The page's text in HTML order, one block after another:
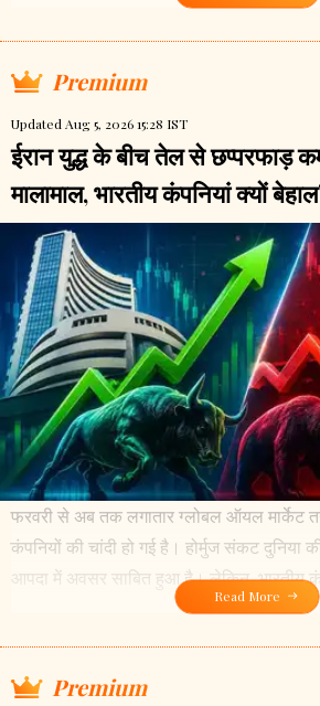
Premium
Updated Aug 5, 2026 15:28 IST
ईरान युद्ध के बीच तेल से छप्परफाड़
मालामाल, भारतीय कंपनियां क्यों
फरवरी से अब तक लगातार ग्लोबल ऑयल
कंपनियों की चांदी हो गई है। होर्मुज संकट दुनिया
आपदा में अवसर साबित हुआ है। लेकिन, भारतीय
Read More
Premium